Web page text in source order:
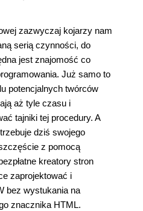
zazwyczaj kojarzy nam
serią czynności, do
jest znajomość co
Już samo to
potencjalnych twórców
aż tyle czasu i
tajniki tej procedury. A
dziś swojego
z pomocą
kreatory stron
zaprojektować i
bez wystukania na
znacznika HTML.